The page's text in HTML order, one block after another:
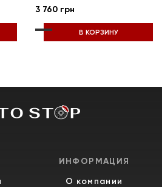
3 760 грн
В КОРЗИНУ
ИНФОРМАЦИЯ
О компании